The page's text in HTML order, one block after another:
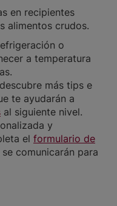
en recipientes
alimentos crudos.
o
a temperatura
descubre más tips e
te ayudarán a
al siguiente nivel.
y
el formulario de
comunicarán para